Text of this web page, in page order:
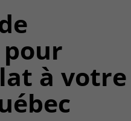
à votre